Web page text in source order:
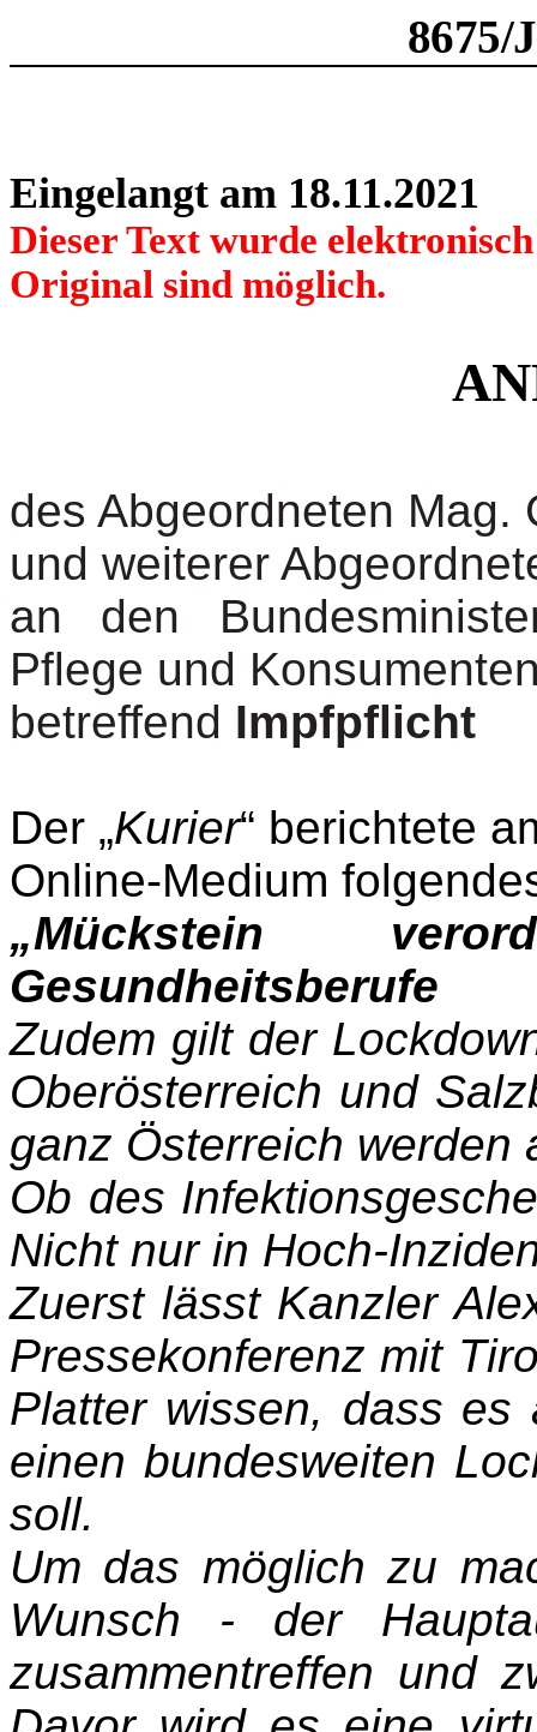
8675/
Eingelangt am 18.11.2021
Dieser Text wurde
Original sind möglich.
des Abgeordneten Mag.
und weiterer
an den
Pflege und
betreffend Impfpflicht
Der „Kurier“ berichtete
Online-Medium
„Mückstein
Gesundheitsberufe
Zudem gilt der
Oberösterreich und
ganz Österreich werden
Ob des
Nicht nur in Hoch-
Zuerst lässt Kanzler
Pressekonferenz mit
Platter wissen, dass es
einen bundesweiten
soll.
Um das möglich zu
Wunsch - der
zusammentreffen und